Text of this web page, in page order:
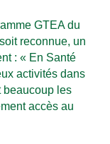
GTEA du
reconnue, un
: « En Santé
activités dans
beaucoup les
accès au